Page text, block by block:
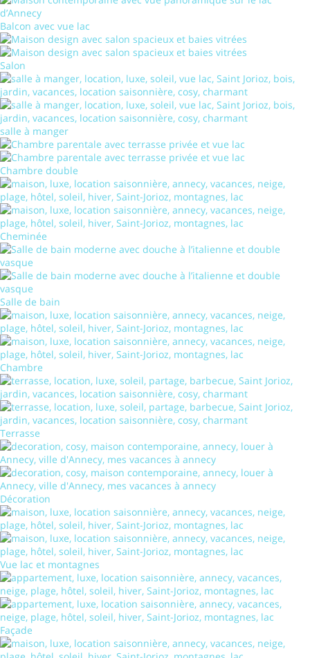
Balcon avec vue lac
Salon
salle à manger
Chambre double
Cheminée
Salle de bain
Chambre
Terrasse
Décoration
Vue lac et montagnes
Façade